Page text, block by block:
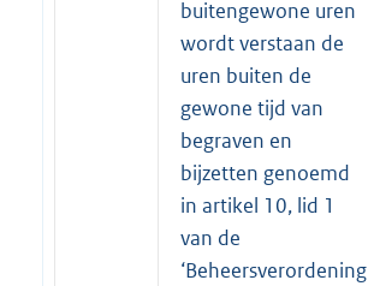
buitengewone uren
wordt verstaan de
uren buiten de
gewone tijd van
begraven en
bijzetten genoemd
in artikel 10, lid 1
van de
‘Beheersverordening